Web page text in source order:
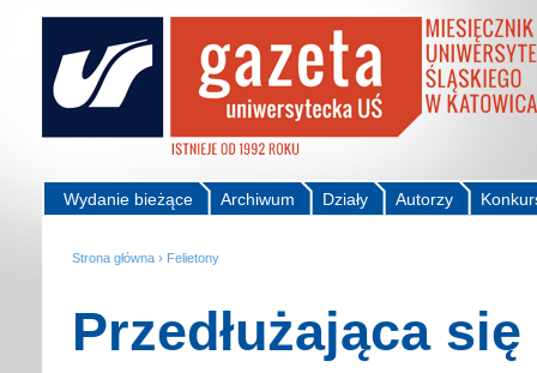
Autorzy
Działy
Archiwum
Wydanie bieżące
Strona główna › Felietony
Przedłużająca